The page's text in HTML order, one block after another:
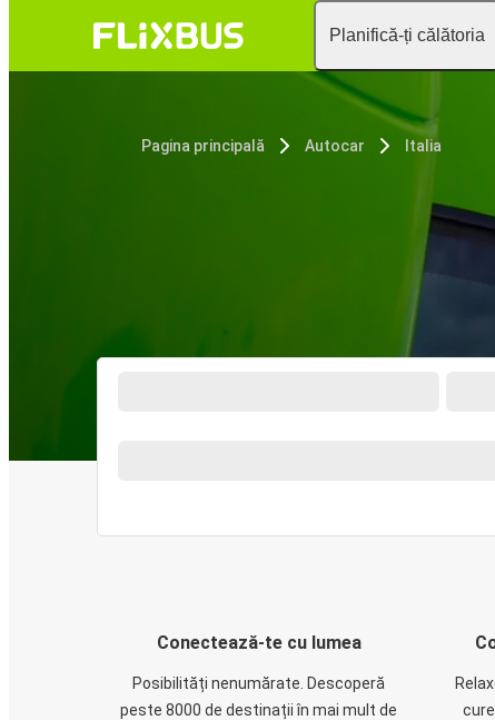
Planifică-ți călătoria
Pagina principală Autocar Italia
Conectează-te cu lumea
Posibilități nenumărate. Descoperă
peste 8000 de destinații în mai mult de